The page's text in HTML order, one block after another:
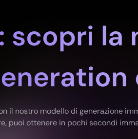
scopri la
il nostro modello di generazione
puoi ottenere in pochi secondi